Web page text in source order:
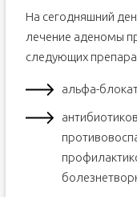
На сегодняшний
лечение аденомы
следующих
альфа-